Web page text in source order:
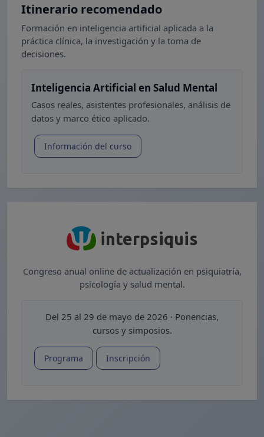
Itinerario recomendado
Formación en inteligencia artificial aplicada a la
práctica clínica, la investigación y la toma de
decisiones.
Inteligencia Artificial en Salud Mental
Casos reales, asistentes profesionales, análisis de
datos y marco ético aplicado.
Información del curso
interpsiquis
Congreso anual online de actualización en psiquiatría,
psicología y salud mental.
Del 25 al 29 de mayo de 2026 · Ponencias,
cursos y simposios.
Programa Inscripción